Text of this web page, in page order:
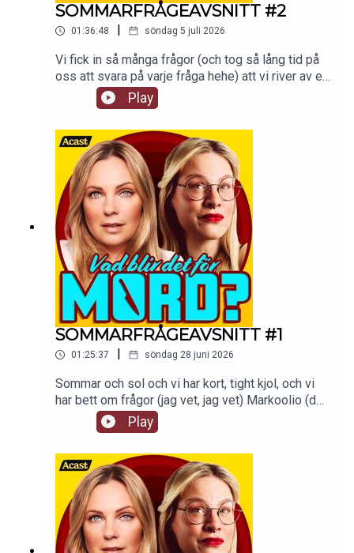
SOMMARFRÅGEAVSNITT #2
01:36:48 | söndag 5 juli 2026
Vi fick in så många frågor (och tog så lång tid på
oss att svara på varje fråga hehe) att vi river av ett
till sommarfrågeavsnitt! Håll till godis!De vanliga
avsnitten fortsätter som vanligt i premiumfeeden
hela sommaren.Detta avsnitt finns som video på
supercast.com. tw: navelskåderi
Play
SOMMARFRÅGEAVSNITT #1
01:25:37 söndag 28 juni 2026
Sommar och sol och vi har kort, tight kjol, och vi
har bett om frågor (jag vet, jag vet) Markoolio (det
är jag!). Ni har skickat in frågor till
vadblirdetformord@gmail.com och här kommer
ett sommaravsnitt där vi svarar på ett axplock av
dem!tw: navelskåderiAvsnittet finns att kolla på
som video på Supercast.
Play